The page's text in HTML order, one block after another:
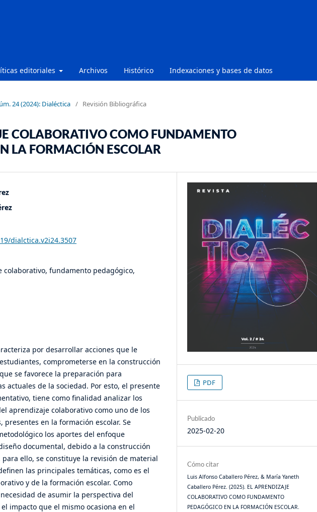
editoriales Archivos Histórico Indexaciones y bases de datos
24 (2024): Dialéctica / Revisión Bibliográfica
COLABORATIVO COMO FUNDAMENTO
LA FORMACIÓN ESCOLAR
dialctica.v2i24.3507
colaborativo, fundamento pedagógico,
por desarrollar acciones que le
comprometerse en la construcción
se favorece la preparación para
actuales de la sociedad. Por esto, el presente
tiene como finalidad analizar los
aprendizaje colaborativo como uno de los
en la formación escolar. Se
los aportes del enfoque
documental, debido a la construcción
ello, se constituye la revisión de material
las principales temáticas, como es el
y de la formación escolar. Como
de asumir la perspectiva del
impacto que el mismo ocasiona en el
PDF
Publicado
2025-02-20
Cómo citar
Luis Alfonso Caballero Pérez, & María Yaneth
Caballero Pérez. (2025). EL APRENDIZAJE
COLABORATIVO COMO FUNDAMENTO
PEDAGÓGICO EN LA FORMACIÓN ESCOLAR.